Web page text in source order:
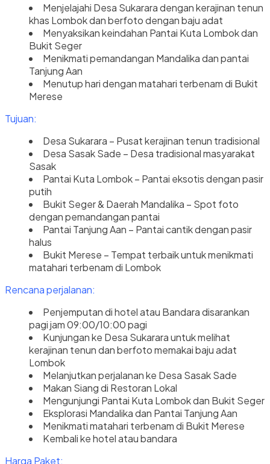
Menjelajahi Desa Sukarara dengan kerajinan tenun
khas Lombok dan berfoto dengan baju adat
Menyaksikan keindahan Pantai Kuta Lombok dan
Bukit Seger
Menikmati pemandangan Mandalika dan pantai
Tanjung Aan
Menutup hari dengan matahari terbenam di Bukit
Merese
Tujuan:
Desa Sukarara – Pusat kerajinan tenun tradisional
Desa Sasak Sade – Desa tradisional masyarakat
Sasak
Pantai Kuta Lombok – Pantai eksotis dengan pasir
putih
Bukit Seger & Daerah Mandalika – Spot foto
dengan pemandangan pantai
Pantai Tanjung Aan – Pantai cantik dengan pasir
halus
Bukit Merese – Tempat terbaik untuk menikmati
matahari terbenam di Lombok
Rencana perjalanan:
Penjemputan di hotel atau Bandara disarankan
pagi jam 09:00/10:00 pagi
Kunjungan ke Desa Sukarara untuk melihat
kerajinan tenun dan berfoto memakai baju adat
Lombok
Melanjutkan perjalanan ke Desa Sasak Sade
Makan Siang di Restoran Lokal
Mengunjungi Pantai Kuta Lombok dan Bukit Seger
Eksplorasi Mandalika dan Pantai Tanjung Aan
Menikmati matahari terbenam di Bukit Merese
Kembali ke hotel atau bandara
Harga Paket: